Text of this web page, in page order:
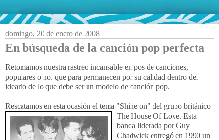
domingo, 20 de enero de 2008
En búsqueda de la canción pop perfecta
Retomamos nuestra rastreo incansable en pos de canciones,
populares o no, que para permanecen por su calidad dentro del
ideario de lo que debe ser un modelo de canción pop.
Rescatamos en esta ocasión el tema "Shine on" del grupo británico
The House Of Love. Esta
banda liderada por Guy
Chadwick entregó en 1990 un